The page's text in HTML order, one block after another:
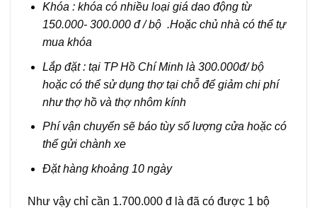
Khóa : khóa có nhiều loại giá dao động từ
150.000- 300.000 đ / bộ .Hoặc chủ nhà có thể tự
mua khóa
Lắp đặt : tại TP Hồ Chí Minh là 300.000đ/ bộ
hoặc có thể sử dụng thợ tại chỗ để giảm chi phí
như thợ hồ và thợ nhôm kính
Phí vận chuyển sẽ báo tùy số lượng cửa hoặc có
thể gửi chành xe
Đặt hàng khoảng 10 ngày
Như vậy chỉ cần 1.700.000 đ là đã có được 1 bộ